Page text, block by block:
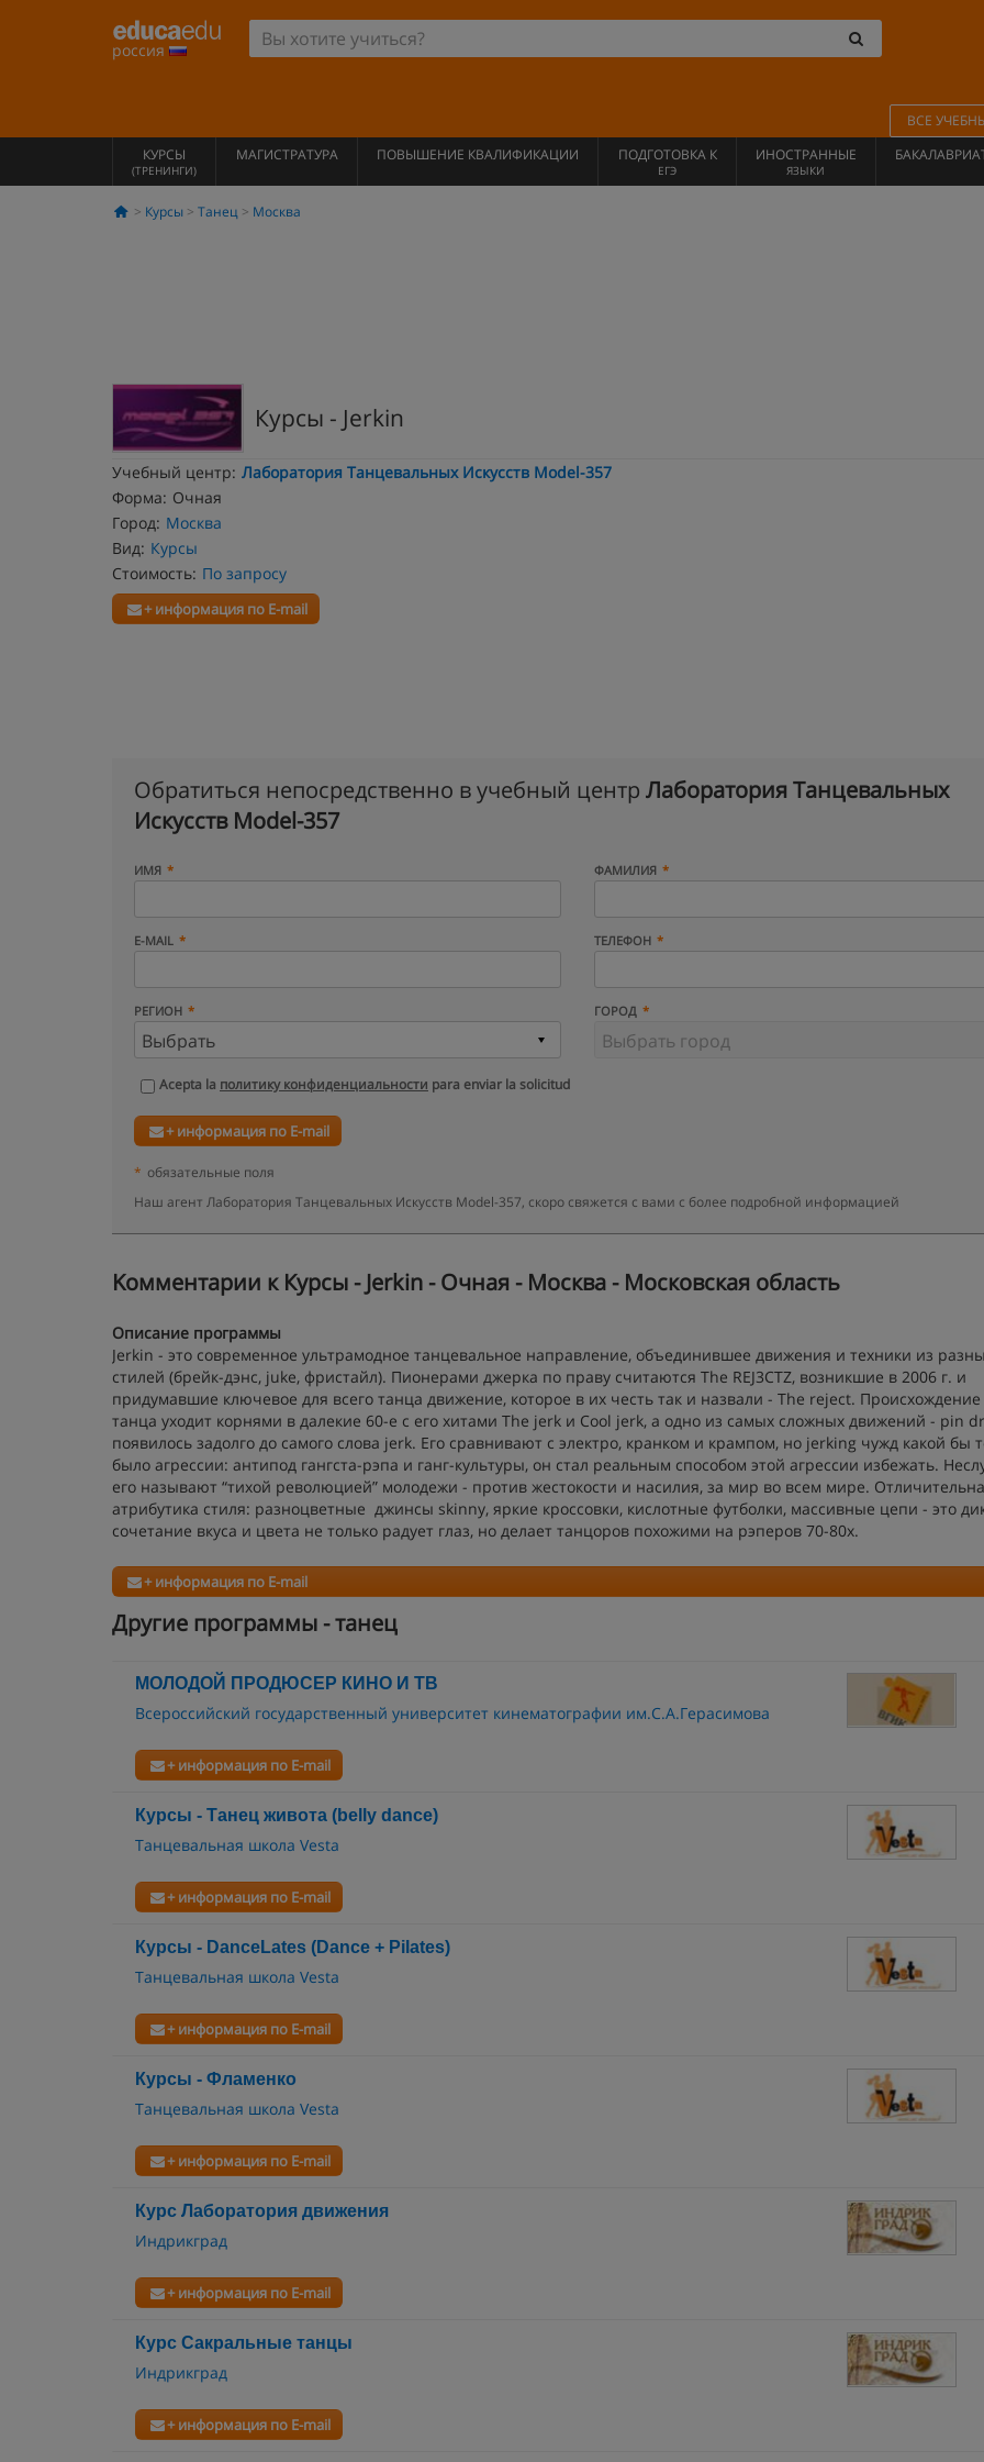
россия
ВСЕ
КУРСЫ
(ТРЕНИНГИ)
МАГИСТРАТУРА ПОВЫШЕНИЕ КВАЛИФИКАЦИИ ПОДГОТОВКА К
ЕГЭ
ИНОСТРАННЫЕ
ЯЗЫКИ
Курсы Танец Москва
Курсы - Jerkin
Учебный центр: Лаборатория Танцевальных Искусств Model-357
Форма: Очная
Город: Москва
Вид: Курсы
Стоимость: По запросу
+ информация по E-mail
Обратиться непосредственно в учебный центр Лаборатория Танцевальных
Искусств Model-357
ИМЯ ФАМИЛИЯ
E-MAIL ТЕЛЕФОН
РЕГИОН ГОРОД
Acepta la политику конфиденциальности para enviar la solicitud
+ информация по E-mail
* обязательные поля
Наш агент Лаборатория Танцевальных Искусств Model-357, скоро свяжется с вами с более подробной информацией
Kомментарии к Курсы - Jerkin - Очная - Москва - Московская область
Описание программы
Jerkin - это современное ультрамодное танцевальное направление, объединившее движения и техники из
стилей (брейк-дэнc, juke, фристайл). Пионерами джерка по праву считаются The REJ3CTZ, возникшие в 2006 г. и
придумавшие ключевое для всего танца движение, которое в их честь так и назвали - The reject. Происхождение
танца уходит корнями в далекие 60-е с его хитами The jerk и Cool jerk, а одно из самых сложных движений - pin
появилось задолго до самого слова jerk. Его сравнивают с электро, кранком и крампом, но jerking чужд какой бы
было агрессии: антипод гангста-рэпа и ганг-культуры, он стал реальным способом этой агрессии избежать.
его называют “тихой революцией” молодежи - против жестокости и насилия, за мир во всем мире.
атрибутика стиля: разноцветные джинсы skinny, яркие кроссовки, кислотные футболки, массивные цепи - это
сочетание вкуса и цвета не только радует глаз, но делает танцоров похожими на рэперов 70-80х.
+ информация по E-mail
Другие программы - танец
МОЛОДОЙ ПРОДЮСЕР КИНО И ТВ
Всероссийский государственный университет кинематографии им.С.А.Герасимова
+ информация по E-mail
Курсы - Танец живота (belly dance)
Танцевальная школа Vesta
+ информация по E-mail
Курсы - DanceLates (Dance + Pilates)
Танцевальная школа Vesta
+ информация по E-mail
Курсы - Фламенко
Танцевальная школа Vesta
+ информация по E-mail
Курс Лаборатория движения
Индрикград
+ информация по E-mail
Курс Сакральные танцы
Индрикград
+ информация по E-mail